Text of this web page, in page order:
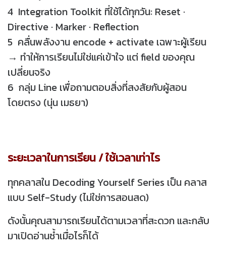
4 Integration Toolkit ที่ใช้ได้ทุกวัน: Reset ·
Directive · Marker · Reflection
5 คลื่นพลังงาน encode + activate เฉพาะผู้เรียน
→ ทำให้การเรียนไม่ใช่แค่เข้าใจ แต่ field ของคุณ
เปลี่ยนจริง
6 กลุ่ม Line เพื่อถามตอบสิ่งที่สงสัยกับผู้สอน
โดยตรง ​(นุ่น เมธยา)
ระยะเวลาในการเรียน / ใช้เวลาเท่าไร
ทุกคลาสใน Decoding Yourself Series เป็น คลาส
แบบ Self-Study (ไม่ใช่การสอนสด)
ดังนั้นคุณสามารถเรียนได้ตามเวลาที่สะดวก และกลับ
มาเปิดอ่านซ้ำเมื่อไรก็ได้